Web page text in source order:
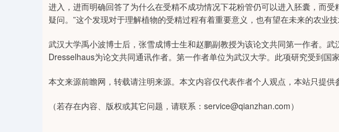
进入，进而明确回答了为什么在受精不成功情况下花粉管仍可以进入胚囊，而
疑问。”这个发现对于理解植物的受精过程有着重要意义，也有望在未来的农业技
武汉大学禹小波博士后，张雪成博士生和赵鹏副教授为该论文共同第一作者。
Dresselhaus为论文共同通讯作者。第一作者单位为武汉大学。此项研究受到国
本文来源前瞻网，转载请注明来源。本文内容仅代表作者个人观点，本站只提供
（若存在内容、版权或其它问题，请联系：service@qianzhan.com）